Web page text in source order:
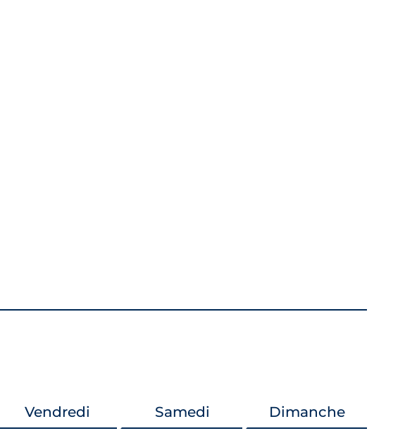
Vendredi Samedi Dimanche